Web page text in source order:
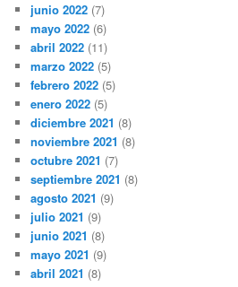
junio 2022 (7)
mayo 2022 (6)
abril 2022 (11)
marzo 2022 (5)
febrero 2022 (5)
enero 2022 (5)
diciembre 2021 (8)
noviembre 2021 (8)
octubre 2021 (7)
septiembre 2021 (8)
agosto 2021 (9)
julio 2021 (9)
junio 2021 (8)
mayo 2021 (9)
abril 2021 (8)